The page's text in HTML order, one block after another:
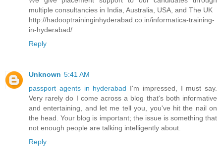
multiple consultancies in India, Australia, USA, and The UK
http://hadooptraininginhyderabad.co.in/informatica-training-
in-hyderabad/
Reply
Unknown 5:41 AM
passport agents in hyderabad I'm impressed, I must say.
Very rarely do I come across a blog that's both informative
and entertaining, and let me tell you, you've hit the nail on
the head. Your blog is important; the issue is something that
not enough people are talking intelligently about.
Reply